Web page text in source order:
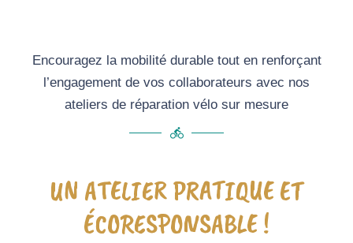
Encouragez la mobilité durable tout en renforçant
l’engagement de vos collaborateurs avec nos
ateliers de réparation vélo sur mesure
directions_bike
UN ATELIER PRATIQUE ET
ÉCORESPONSABLE !